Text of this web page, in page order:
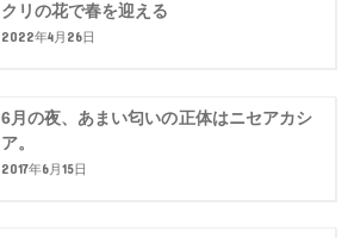
クリの花で春を迎える
2022年4月26日
6月の夜、あまい匂いの正体はニセアカシ
ア。
2017年6月15日